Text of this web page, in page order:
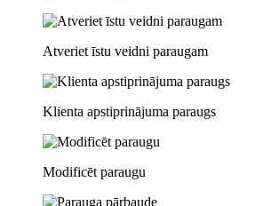
Atveriet īstu veidni paraugam
Klienta apstiprinājuma paraugs
Modificēt paraugu